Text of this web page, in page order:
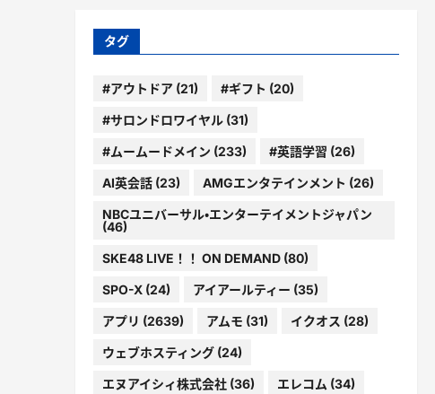
ー
タグ
#アウトドア(21) #ギフト (20)
#サロンドロワイヤル(31)
#ムームードメイン (233) #英語学習 (26)
AI英会話(23) AMGエンタテインメント (26)
NBCユニバーサル・エンターテイメントジャパン
(46)
SKE48 LIVE！！ ON DEMAND(80)
SPO-X(24) アイアールティー (35)
アプリ (2639) アムモ (31) イクオス (28)
ウェブホスティング(24)
エヌアイシィ株式会社(36) エレコム (34)